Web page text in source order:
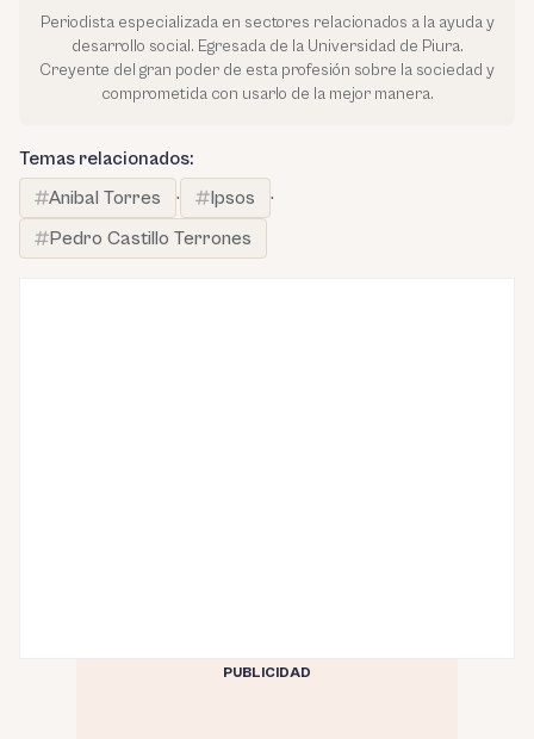
Periodista especializada en sectores relacionados a la ayuda y
desarrollo social. Egresada de la Universidad de Piura.
Creyente del gran poder de esta profesión sobre la sociedad y
comprometida con usarlo de la mejor manera.
Temas relacionados:
Anibal Torres
· Ipsos
·
Pedro Castillo Terrones
PUBLICIDAD